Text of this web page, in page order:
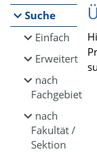
Suche
Einfach
Erweitert
nach
Fachgebiet
nach
Fakultät /
Sektion